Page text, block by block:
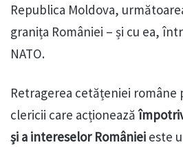
Republica Moldova,
granița României – și cu ea,
NATO.
Retragerea cetățeniei române
clericii care acționează
și a intereselor României este